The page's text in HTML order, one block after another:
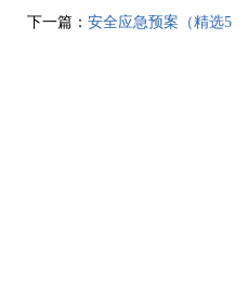
下一篇：安全应急预案（精选5